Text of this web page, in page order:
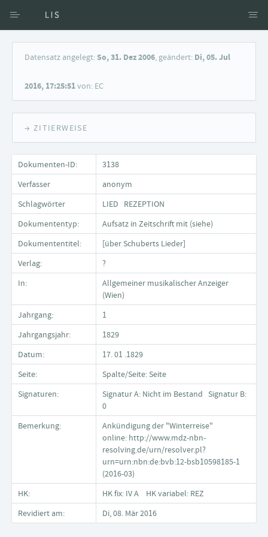
Zugang über Verfasser
Suche nach Schlagwort
Datensatz angelegt:So, 31. Dez 2006, geändert: Di, 05. Jul
2016, 17:25:51von: EC
→ ZITIERWEISE
Dokumenten-ID:
3138
Verfasser
anonym
Schlagwörter
LIED REZEPTION
Dokumententyp:
Aufsatz in Zeitschrift mit (siehe)
Dokumententitel:
[über Schuberts Lieder]
Verlag:
?
In:
Allgemeiner musikalischer Anzeiger
(Wien)
Jahrgang:
1
Jahrgangsjahr:
1829
Datum:
17. 01 .1829
Seite:
Spalte/Seite: Seite
Signaturen:
Signatur A: Nicht im Bestand Signatur B:
0
Bemerkung:
Ankündigung der "Winterreise"
online: http://www.mdz-nbn-
resolving.de/urn/resolver.pl?
urn=urn:nbn:de:bvb:12-bsb10598185-1
(2016-03)
HK:
HK fix: IV A HK variabel: REZ
Revidiert am:
Di, 08. Mär 2016